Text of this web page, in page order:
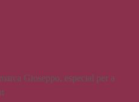
Gioseppo, especial per a